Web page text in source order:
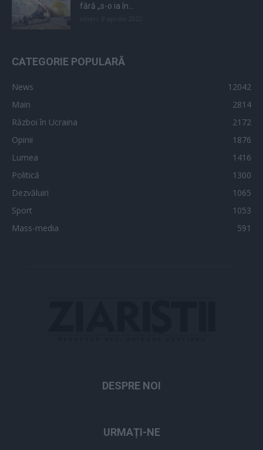
fără „s-o ia în...
CATEGORIE POPULARĂ
News
12042
Main
2814
Război în Ucraina
2172
Opinii
1876
Lumea
1416
Politică
1300
Dezvăluiri
1065
Sport
1053
Mass-media
591
DESPRE NOI
URMAȚI-NE